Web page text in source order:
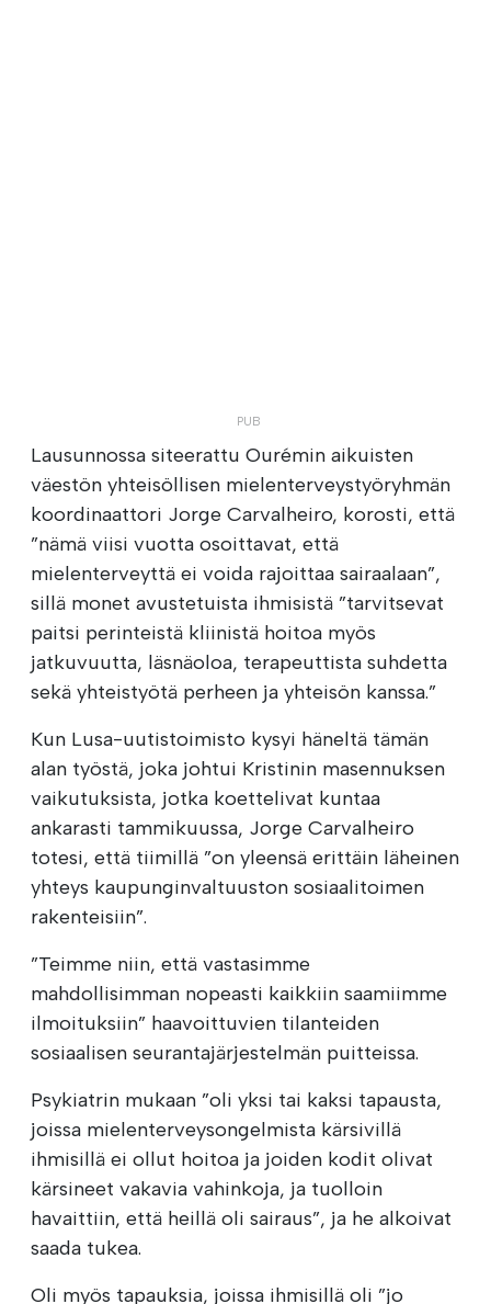
Lausunnossa siteerattu Ourémin aikuisten
väestön yhteisöllisen mielenterveystyöryhmän
koordinaattori Jorge Carvalheiro, korosti, että
”nämä viisi vuotta osoittavat, että
mielenterveyttä ei voida rajoittaa sairaalaan”,
sillä monet avustetuista ihmisistä ”tarvitsevat
paitsi perinteistä kliinistä hoitoa myös
jatkuvuutta, läsnäoloa, terapeuttista suhdetta
sekä yhteistyötä perheen ja yhteisön kanssa.”
Kun Lusa-uutistoimisto kysyi häneltä tämän
alan työstä, joka johtui Kristinin masennuksen
vaikutuksista, jotka koettelivat kuntaa
ankarasti tammikuussa, Jorge Carvalheiro
totesi, että tiimillä ”on yleensä erittäin läheinen
yhteys kaupunginvaltuuston sosiaalitoimen
rakenteisiin”.
”Teimme niin, että vastasimme
mahdollisimman nopeasti kaikkiin saamiimme
ilmoituksiin” haavoittuvien tilanteiden
sosiaalisen seurantajärjestelmän puitteissa.
Psykiatrin mukaan ”oli yksi tai kaksi tapausta,
joissa mielenterveysongelmista kärsivillä
ihmisillä ei ollut hoitoa ja joiden kodit olivat
kärsineet vakavia vahinkoja, ja tuolloin
havaittiin, että heillä oli sairaus”, ja he alkoivat
saada tukea.
Oli myös tapauksia, joissa ihmisillä oli ”jo